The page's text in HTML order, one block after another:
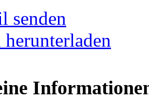
senden